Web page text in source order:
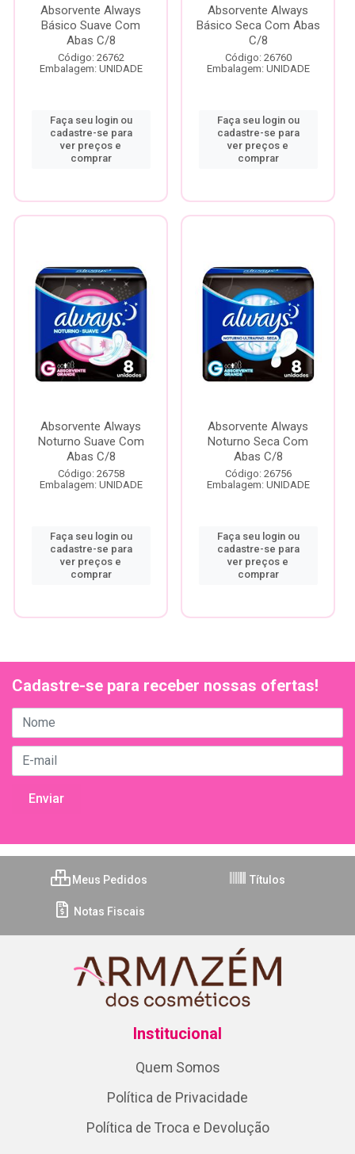
Absorvente Always
Básico Suave Com
Abas C/8
Código: 26762
Embalagem: UNIDADE
Faça seu login ou
cadastre-se para
ver preços e
comprar
Absorvente Always
Básico Seca Com Abas
C/8
Código: 26760
Embalagem: UNIDADE
Faça seu login ou
cadastre-se para
ver preços e
comprar
Absorvente Always
Noturno Suave Com
Abas C/8
Código: 26758
Embalagem: UNIDADE
Faça seu login ou
cadastre-se para
ver preços e
comprar
Absorvente Always
Noturno Seca Com
Abas C/8
Código: 26756
Embalagem: UNIDADE
Faça seu login ou
cadastre-se para
ver preços e
comprar
Cadastre-se para receber nossas ofertas!
Meus Pedidos Títulos
Notas Fiscais
Institucional
Quem Somos
Política de Privacidade
Política de Troca e Devolução